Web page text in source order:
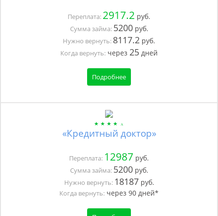
Переплата: 2917.2 руб.
Сумма займа: 5200руб.
Нужно вернуть: 8117.2 руб.
Когда вернуть: через 25 дней
Подробнее
«Кредитный доктор»
Переплата: 12987 руб.
Сумма займа: 5200руб.
Нужно вернуть: 18187руб.
Когда вернуть: через 90 дней*